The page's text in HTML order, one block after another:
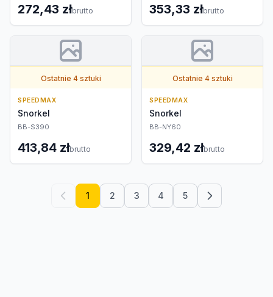
272,43 złbrutto 353,33 złbrutto
Ostatnie 4 sztuki
SPEEDMAX
Snorkel
BB-S390
413,84 złbrutto
Ostatnie 4 sztuki
SPEEDMAX
Snorkel
BB-NY60
329,42 złbrutto
1 2 3 4 5